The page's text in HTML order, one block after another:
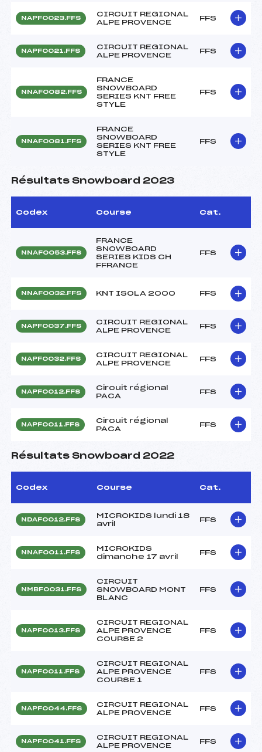
NAPF0023.FFS
CIRCUIT REGIONAL
ALPE PROVENCE
FFS
NAPF0021.FFS
CIRCUIT REGIONAL
ALPE PROVENCE
FFS
NNAF0082.FFS
FRANCE
SNOWBOARD
SERIES KNT FREE
STYLE
FFS
NNAF0081.FFS
FRANCE
SNOWBOARD
SERIES KNT FREE
STYLE
FFS
Résultats Snowboard 2023
Codex Course Cat.
NNAF0053.FFS
FRANCE
SNOWBOARD
SERIES KIDS CH
FFRANCE
FFS
NNAF0032.FFS KNT ISOLA 2000 FFS
NAPF0037.FFS
CIRCUIT REGIONAL
ALPE PROVENCE
FFS
NAPF0032.FFS
CIRCUIT REGIONAL
ALPE PROVENCE
FFS
NAPF0012.FFS
Circuit régional
PACA
FFS
NAPF0011.FFS
Circuit régional
PACA
FFS
Résultats Snowboard 2022
Codex Course Cat.
NDAF0012.FFS
MICROKIDS lundi 18
avril
FFS
NNAF0011.FFS
MICROKIDS
dimanche 17 avril
FFS
NMBF0031.FFS
CIRCUIT
SNOWBOARD MONT
BLANC
FFS
NAPF0013.FFS
CIRCUIT REGIONAL
ALPE PROVENCE
COURSE 2
FFS
NAPF0011.FFS
CIRCUIT REGIONAL
ALPE PROVENCE
COURSE 1
FFS
NAPF0044.FFS
CIRCUIT REGIONAL
ALPE PROVENCE
FFS
NAPF0041.FFS
CIRCUIT REGIONAL
ALPE PROVENCE
FFS